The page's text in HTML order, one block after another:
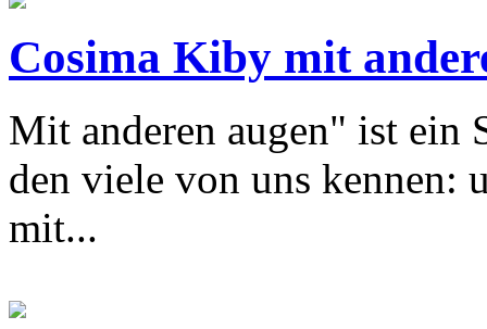
Cosima Kiby mit
Mit anderen augen" ist ein
den viele von uns kennen:
mit...